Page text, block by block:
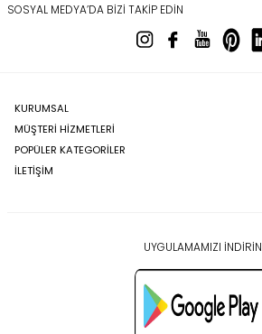
SOSYAL MEDYA’DA BIZI TAKIP EDIN
KURUMSAL
MÜŞTERI HIZMETLERI
POPÜLER KATEGORILER
İLETİŞİM
UYGULAMAMIZI İNDİRİN